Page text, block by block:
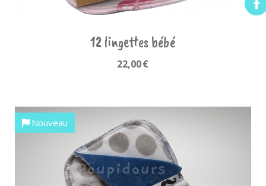
12 lingettes bébé
22,00€
Nouveau